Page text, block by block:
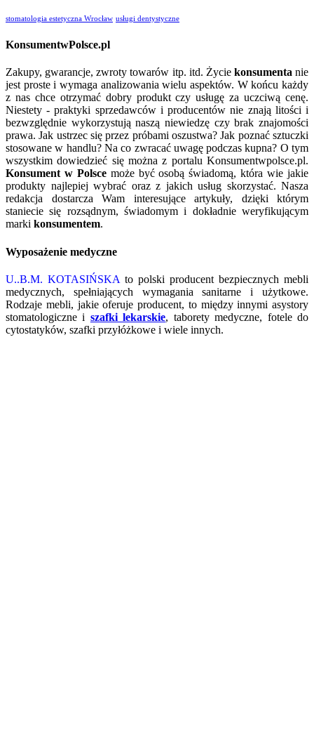
stomatologia estetyczna Wrocław usługi dentystyczne
KonsumentwPolsce.pl
Zakupy, gwarancje, zwroty towarów itp. itd. Życie konsumenta nie
jest proste i wymaga analizowania wielu aspektów. W końcu każdy
z nas chce otrzymać dobry produkt czy usługę za uczciwą cenę.
Niestety - praktyki sprzedawców i producentów nie znają litości i
bezwzględnie wykorzystują naszą niewiedzę czy brak znajomości
prawa. Jak ustrzec się przez próbami oszustwa? Jak poznać sztuczki
stosowane w handlu? Na co zwracać uwagę podczas kupna? O tym
wszystkim dowiedzieć się można z portalu Konsumentwpolsce.pl.
Konsument w Polscemoże być osobą świadomą, która wie jakie
produkty najlepiej wybrać oraz z jakich usług skorzystać. Nasza
redakcja dostarcza Wam interesujące artykuły, dzięki którym
staniecie się rozsądnym, świadomym i dokładnie weryfikującym
marki konsumentem.
Wyposażenie medyczne
U..B.M. KOTASIŃSKA to polski producent bezpiecznych mebli
medycznych, spełniających wymagania sanitarne i użytkowe.
Rodzaje mebli, jakie oferuje producent, to między innymi asystory
stomatologiczne i szafki lekarskie, taborety medyczne, fotele do
cytostatyków, szafki przyłóżkowe i wiele innych.